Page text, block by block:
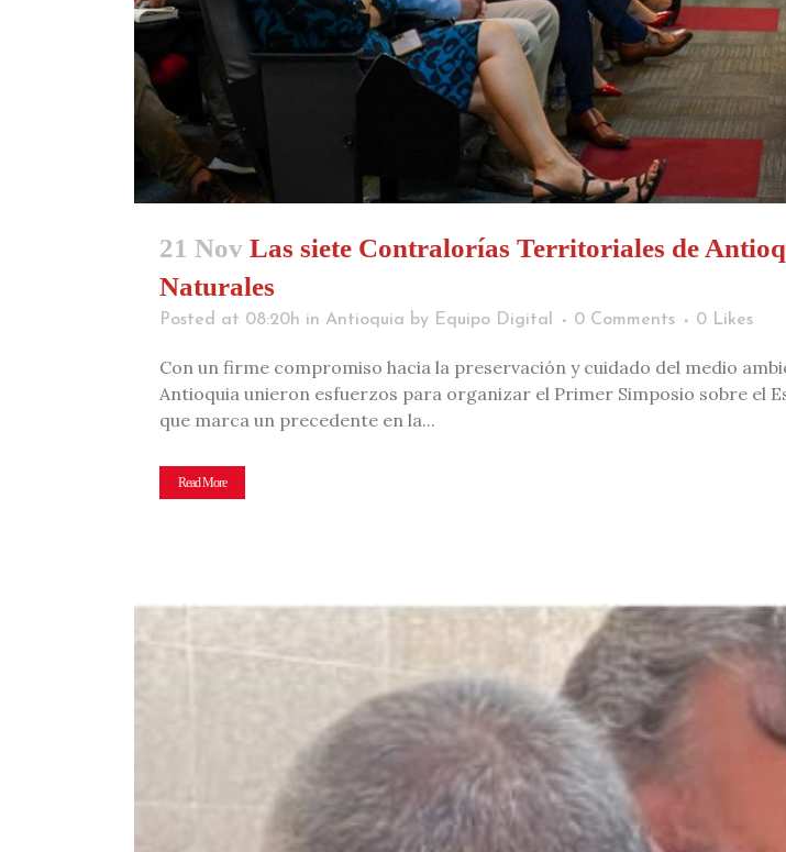
21 Nov Las siete Contralorías Territoriales de
Naturales
Posted at 08:20h in Antioquia by Equipo Digital 0 Comments 0 Likes
Con un firme compromiso hacia la preservación y cuidado del medio
Antioquia unieron esfuerzos para organizar el Primer Simposio sobre el
que marca un precedente en la...
Read More